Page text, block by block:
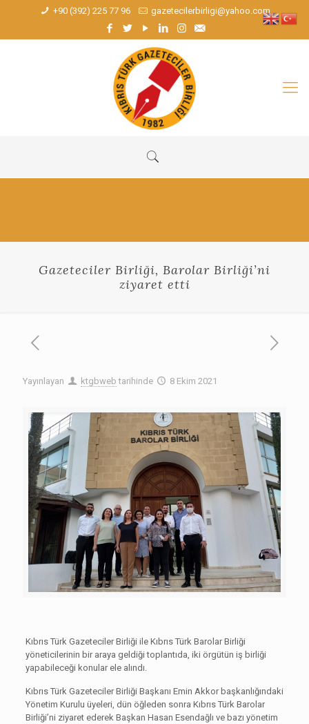
+90 (392) 225 77 96 gazetecilerbirligi@yahoo.com
Gazeteciler Birliği, Barolar Birliği’ni
ziyaret etti
Yayınlayan ktgbweb tarihinde 8 Ekim 2021
Kıbrıs Türk Gazeteciler Birliği ile Kıbrıs Türk Barolar Birliği
yöneticilerinin bir araya geldiği toplantıda, iki örgütün iş birliği
yapabileceği konular ele alındı.
Kıbrıs Türk Gazeteciler Birliği Başkanı Emin Akkor başkanlığındaki
Yönetim Kurulu üyeleri, dün öğleden sonra Kıbrıs Türk Barolar
Birliği’ni ziyaret ederek Başkan Hasan Esendağlı ve bazı yönetim